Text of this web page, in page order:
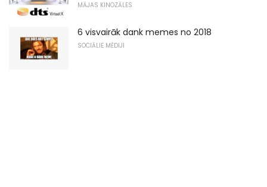
MĀJAS KINOZĀLES
6 visvairāk dank memes no 2018
SOCIĀLIE MĒDIJI